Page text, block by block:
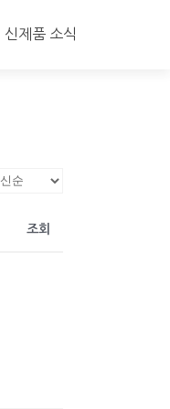
신제품 소식
조회